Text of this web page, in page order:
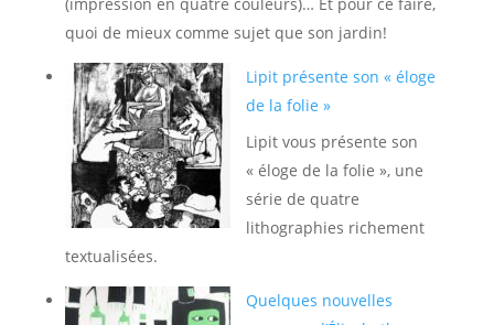
quoi de mieux comme sujet que son jardin!
Lipit présente son « éloge
de la folie »
Lipit vous présente son
« éloge de la folie », une
série de quatre
lithographies richement
textualisées.
Quelques nouvelles